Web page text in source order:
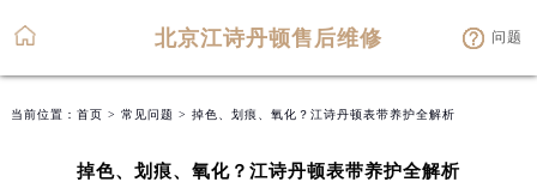
北京江诗丹顿售后维修 问题
当前位置： 首页 > 常见问题 > 掉色、划痕、氧化？江诗丹顿表带养护全解析
掉色、划痕、氧化？江诗丹顿表带养护全解析